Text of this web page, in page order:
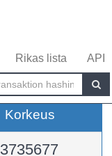
Rikas lista API
Korkeus
3735677